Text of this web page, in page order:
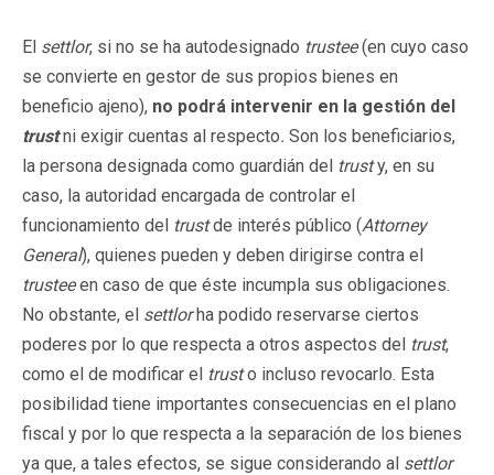
El settlor, si no se ha autodesignado trustee(en cuyo caso
se convierte en gestor de sus propios bienes en
beneficio ajeno), no podrá intervenir en la gestión del
trust ni exigir cuentas al respecto. Son los beneficiarios,
la persona designada como guardián del trusty, en su
caso, la autoridad encargada de controlar el
funcionamiento del trustde interés público (Attorney
General), quienes pueden y deben dirigirse contra el
trusteeen caso de que éste incumpla sus obligaciones.
No obstante, el settlorha podido reservarse ciertos
poderes por lo que respecta a otros aspectos del trust,
como el de modificar el trusto incluso revocarlo. Esta
posibilidad tiene importantes consecuencias en el plano
fiscal y por lo que respecta a la separación de los bienes
ya que, a tales efectos, se sigue considerando al settlor